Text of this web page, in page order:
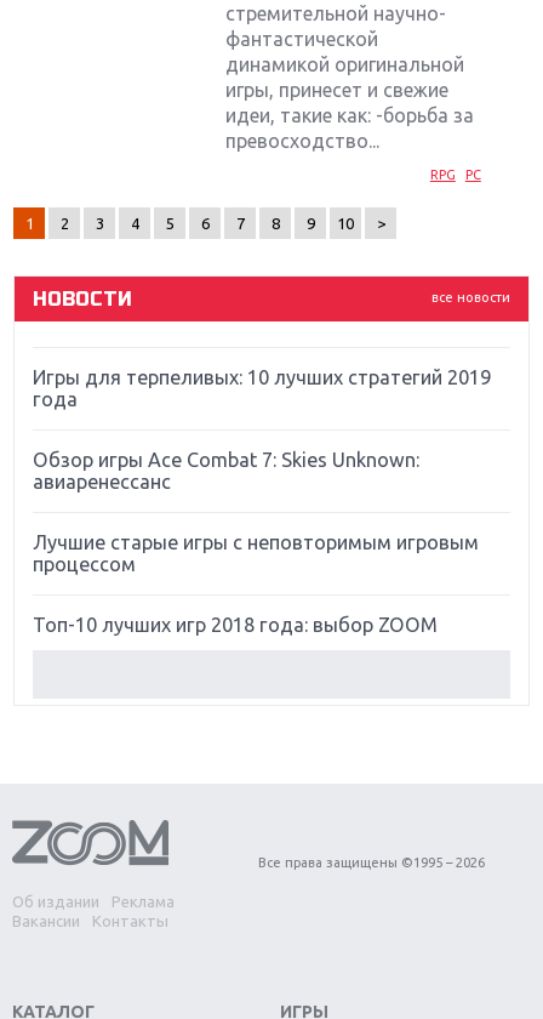
стремительной научно-
фантастической
динамикой оригинальной
игры, принесет и свежие
идеи, такие как: -борьба за
превосходство...
RPG PC
1 2 3 4 5 6 7 8 9 10 >
все новости
НОВОСТИ
Крупнейшие релизы мая: Nintendo, Microsoft и
Новинки для Nintendo Switch: Labo, South Park и
Far Cry 5: хвалить нельзя ругать
Игры для терпеливых: 10 лучших стратегий 2019
года
Обзор игры Ace Combat 7: Skies Unknown:
авиаренессанс
Лучшие старые игры с неповторимым игровым
процессом
Топ-10 лучших игр 2018 года: выбор ZOOM
Обзор игры Forza Horizon 4: вершина эволюции
Две важных новинки для консолей: Spider-Man и
Divinity Original Sin 2
Об издании
Реклама
Вакансии
Контакты
Все права защищены ©1995 – 2026
КАТАЛОГ ИГРЫ